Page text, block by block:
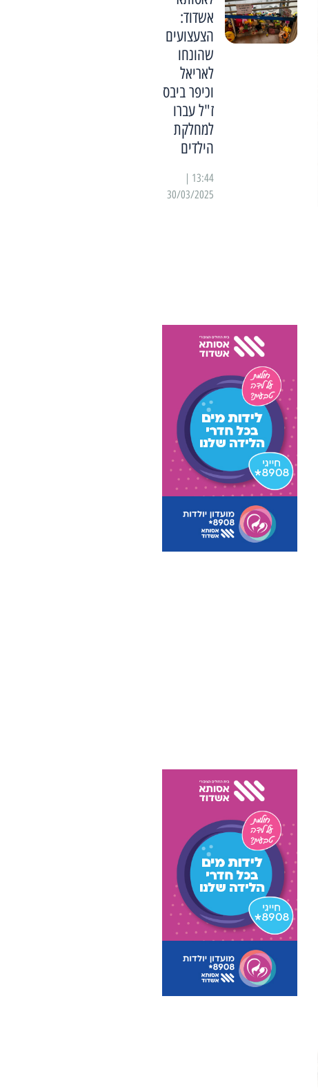
אשדוד:
הצעצועים
שהונחו
לאריאל
וכיפר ביבס
ז"ל עברו
למחלקת
הילדים
30/03/2025